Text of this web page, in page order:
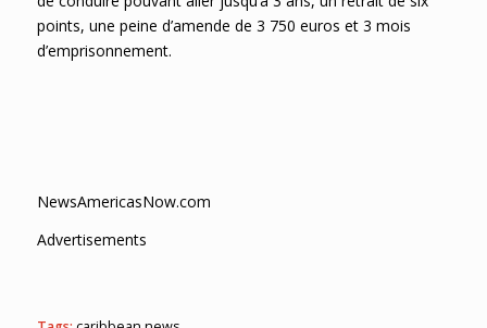
points, une peine d’amende de 3 750 euros et 3 mois
d’emprisonnement.
NewsAmericasNow.com
Advertisements